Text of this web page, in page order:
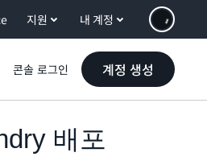
지원 내 계정
콘솔 로그인 계정 생성
배포